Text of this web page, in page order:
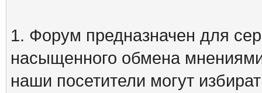
1. Форум предназначен для
насыщенного обмена
наши посетители могут